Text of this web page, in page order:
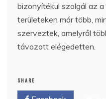
bizonyítékul szolgál az
területeken már több,
szerveztek, amelyről
távozott elégedetten.
SHARE